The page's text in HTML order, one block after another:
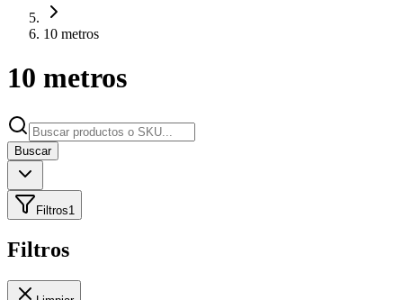
10 metros
10 metros
Buscar
Filtros1
Filtros